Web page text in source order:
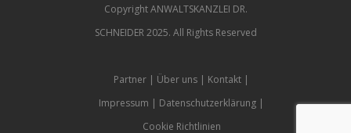
Copyright ANWALTSKANZLEI DR.
SCHNEIDER 2025. All Rights Reserved
Partner Über uns
Kontakt
Impressum
Datenschutzerklärung
Cookie Richtlinien